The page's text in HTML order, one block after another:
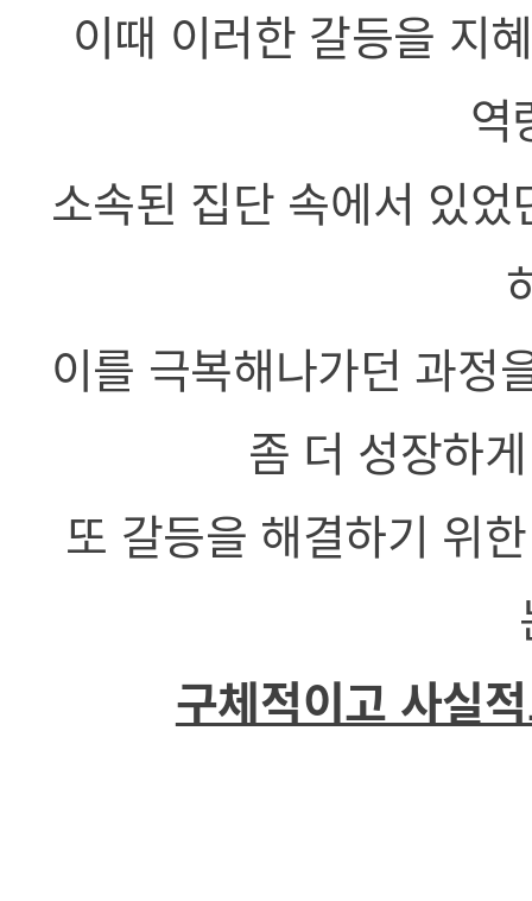
이때 이러한 갈등을 지
역
소속된 집단 속에서 있
이를 극복해나가던 과정
좀 더 성장하
또 갈등을 해결하기 위
구체적이고 사실